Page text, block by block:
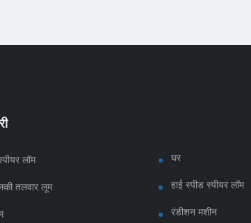
लॉम
तलवार लूम
घर
हाई स्पीड स्पीयर लॉम
रंडीशन मशीन